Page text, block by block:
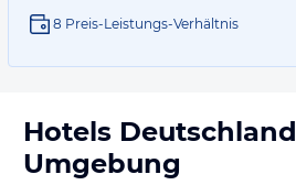
8 Preis-Leistungs-Verhältnis
Hotels Deutschland
Umgebung